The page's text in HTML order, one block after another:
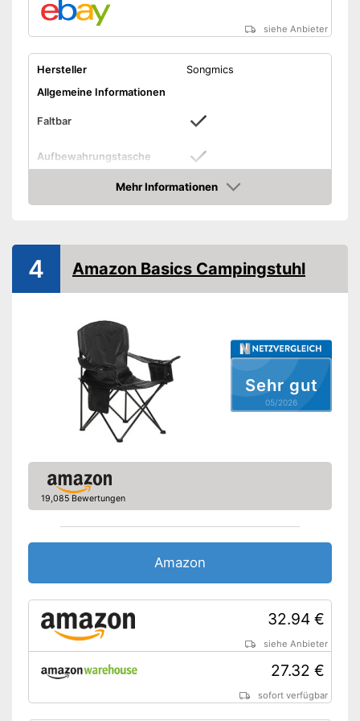
siehe Anbieter
Hersteller
Songmics
Allgemeine Informationen
Faltbar
Aufbewahrungstasche
Material Gestell
Produktdetails
Höhe Sitz
Rückenlehne gepolstert
Sitzfläche gepolstert
Armlehnen
Gepolsterte Armlehne
Rutschfeste Gummifüße
Vorteile
Mehr Informationen
Amazon
Sehr gut
05/2026
4 Amazon Basics Campingstuhl
19,085 Bewertungen
Amazon
32.94 €
siehe Anbieter
27.32 €
sofort verfügbar